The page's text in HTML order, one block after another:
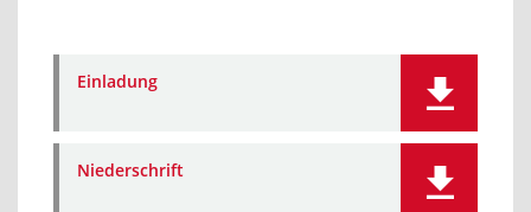
Einladung
Niederschrift